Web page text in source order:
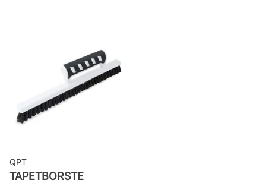
Applicering av lim: Lim strykes på
väggen
Leverantörens artikelnummer:
LV3406
QPT
TAPETBORSTE